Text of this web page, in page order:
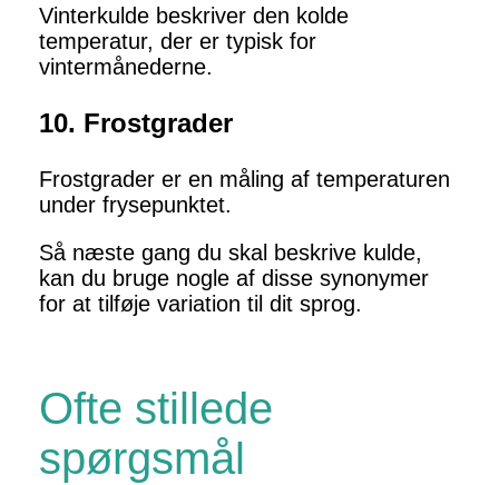
Vinterkulde beskriver den kolde
temperatur, der er typisk for
vintermånederne.
10. Frostgrader
Frostgrader er en måling af temperaturen
under frysepunktet.
Så næste gang du skal beskrive kulde,
kan du bruge nogle af disse synonymer
for at tilføje variation til dit sprog.
Ofte stillede
spørgsmål